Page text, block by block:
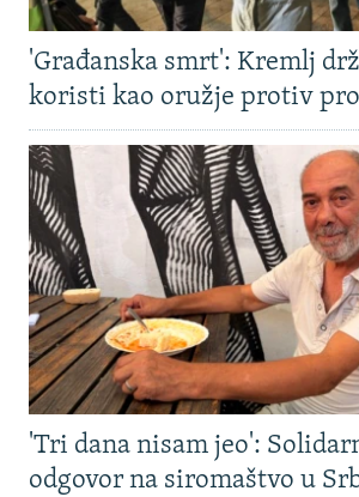
'Građanska smrt': Kremlj
koristi kao oružje protiv
'Tri dana nisam jeo':
odgovor na siromaštvo u